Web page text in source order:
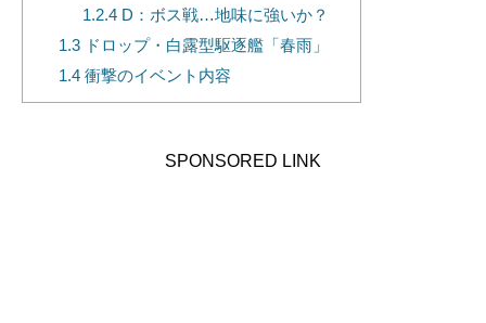
1.2.4 D：ボス戦…地味に強いか？
1.3ドロップ・白露型駆逐艦「春雨」
1.4衝撃のイベント内容
SPONSORED LINK